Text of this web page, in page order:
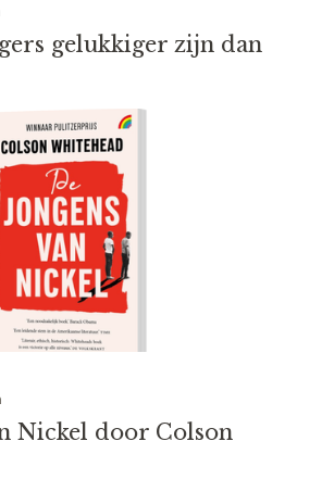
gelukkiger zijn dan
Nickel door Colson